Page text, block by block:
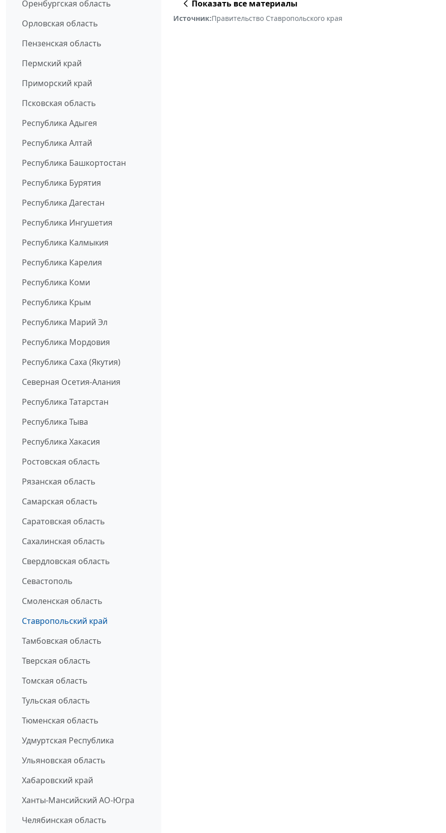
Оренбургская область
Орловская область
Пензенская область
Пермский край
Приморский край
Псковская область
Республика Адыгея
Республика Алтай
Республика Башкортостан
Республика Бурятия
Республика Дагестан
Республика Ингушетия
Республика Калмыкия
Республика Карелия
Республика Коми
Республика Крым
Республика Марий Эл
Республика Мордовия
Республика Саха (Якутия)
Северная Осетия-Алания
Республика Татарстан
Республика Тыва
Республика Хакасия
Ростовская область
Рязанская область
Самарская область
Саратовская область
Сахалинская область
Свердловская область
Севастополь
Смоленская область
Ставропольский край
Тамбовская область
Тверская область
Томская область
Тульская область
Тюменская область
Удмуртская Республика
Ульяновская область
Хабаровский край
Ханты-Мансийский АО-Югра
Челябинская область
Показать все материалы
Источник:Правительство Ставропольского края